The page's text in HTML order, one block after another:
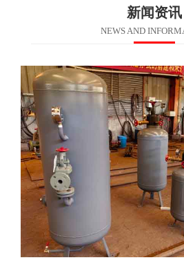
新闻资讯
NEWS AND